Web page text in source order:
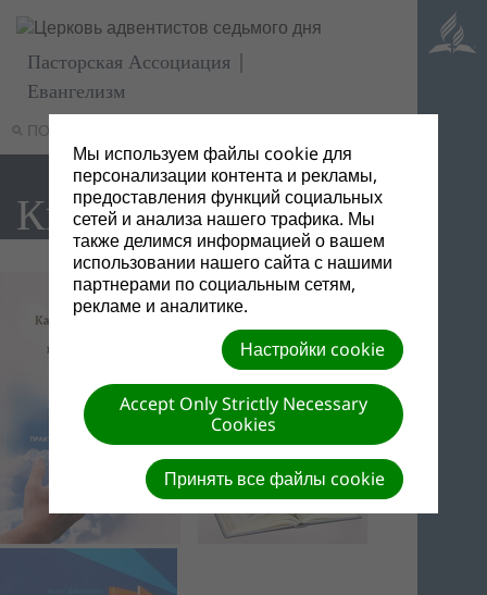
ПОИСК
Пасторская Ассоциация |
Евангелизм
Книги
Мы используем файлы cookie для
персонализации контента и рекламы,
предоставления функций социальных
сетей и анализа нашего трафика. Мы
также делимся информацией о вашем
использовании нашего сайта с нашими
партнерами по социальным сетям,
рекламе и аналитике.
Настройки cookie
Accept Only Strictly Necessary
Cookies
Принять все файлы cookie